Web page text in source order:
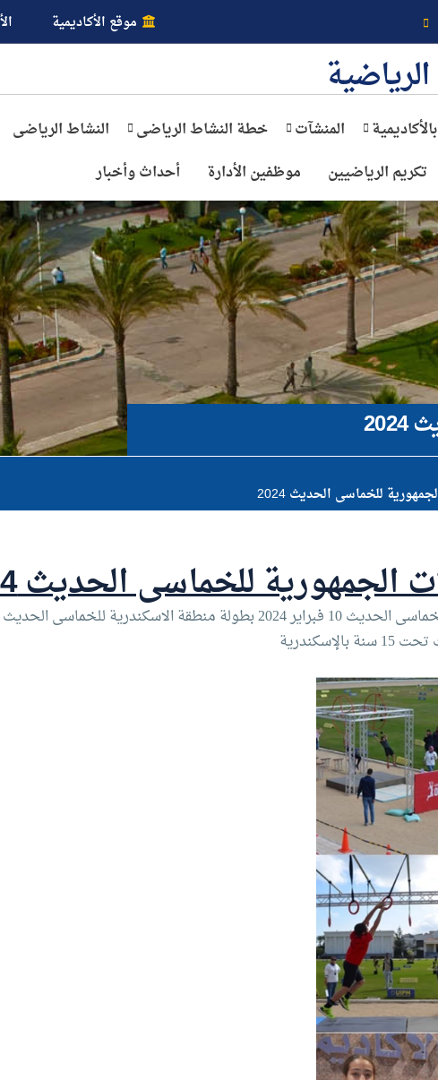
موقع الأكاديمية
المنشآت خطة النشاط الرياضى النشاط الرياضى
تكريم الرياضيين موظفين الأدارة أحداث وأخبار
للخماسى الحديث 2024
الجمهورية للخماسى الحديث 2024